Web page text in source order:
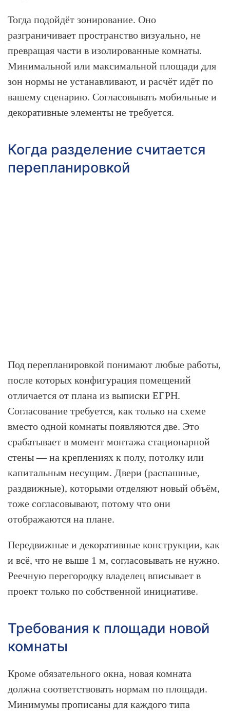
Тогда подойдёт зонирование. Оно
разграничивает пространство визуально, не
превращая части в изолированные комнаты.
Минимальной или максимальной площади для
зон нормы не устанавливают, и расчёт идёт по
вашему сценарию. Согласовывать мобильные и
декоративные элементы не требуется.
Когда разделение считается
перепланировкой
Под перепланировкой понимают любые работы,
после которых конфигурация помещений
отличается от плана из выписки ЕГРН.
Согласование требуется, как только на схеме
вместо одной комнаты появляются две. Это
срабатывает в момент монтажа стационарной
стены — на креплениях к полу, потолку или
капитальным несущим. Двери (распашные,
раздвижные), которыми отделяют новый объём,
тоже согласовывают, потому что они
отображаются на плане.
Передвижные и декоративные конструкции, как
и всё, что не выше 1 м, согласовывать не нужно.
Реечную перегородку владелец вписывает в
проект только по собственной инициативе.
Требования к площади новой
комнаты
Кроме обязательного окна, новая комната
должна соответствовать нормам по площади.
Минимумы прописаны для каждого типа